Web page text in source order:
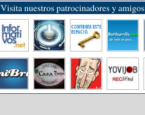
Visita nuestros patrocinadores y amigos